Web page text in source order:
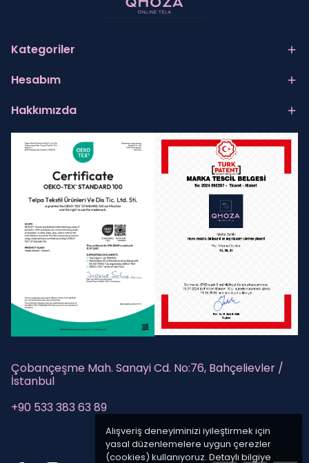
Alışveriş deneyiminizi iyileştirmek için
yasal düzenlemelere uygun çerezler
(cookies) kullanıyoruz. Detaylı bilgiye
Kategoriler
Hesabım
Hakkımızda
Çobançeşme Mah. Sanayi Cd. No:76, Bahçelievler /
İstanbul
+90 533 383 63 89